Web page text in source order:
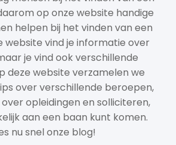
op onze website handige
helpen bij het vinden van een
website vind je informatie over
je vind ook verschillende
deze website verzamelen we
over verschillende beroepen,
opleidingen en solliciteren,
aan een baan kunt komen.
nu snel onze blog!